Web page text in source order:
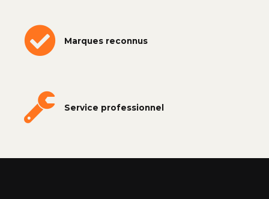
Marques reconnus
Service professionnel